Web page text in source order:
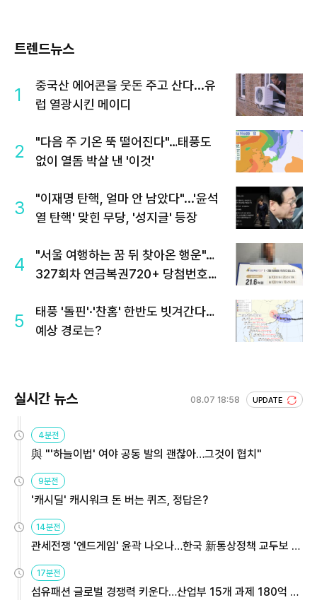
트렌드뉴스
1
중국산 에어콘을 웃돈 주고 산다...유
럽 열광시킨 메이디
2
"다음 주 기온 뚝 떨어진다"…태풍도
없이 열돔 박살 낸 '이것'
3
"이재명 탄핵, 얼마 안 남았다"...'윤석
열 탄핵' 맞힌 무당, '성지글' 등장
4
"서울 여행하는 꿈 뒤 찾아온 행운"…
327회차 연금복권720+ 당첨번호조
5
태풍 '돌핀'·'찬홈' 한반도 빗겨간다…
예상 경로는?
실시간 뉴스 08.07 18:58 UPDATE
4분전
與 "'하늘이법' 여야 공동 발의 괜찮아…그것이 협치"
9분전
'캐시딜' 캐시워크 돈 버는 퀴즈, 정답은?
14분전
관세전쟁 '엔드게임' 윤곽 나오나…한국 新통상정책 교두보 활
용해야
17분전
섬유패션 글로벌 경쟁력 키운다…산업부 15개 과제 180억 지